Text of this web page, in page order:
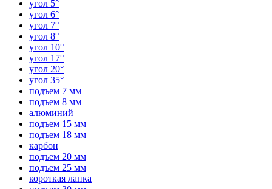
угол 5°
угол 6°
угол 7°
угол 8°
угол 10°
угол 17°
угол 20°
угол 35°
подъем 7 мм
подъем 8 мм
алюминий
подъем 15 мм
подъем 18 мм
карбон
подъем 20 мм
подъем 25 мм
короткая лапка